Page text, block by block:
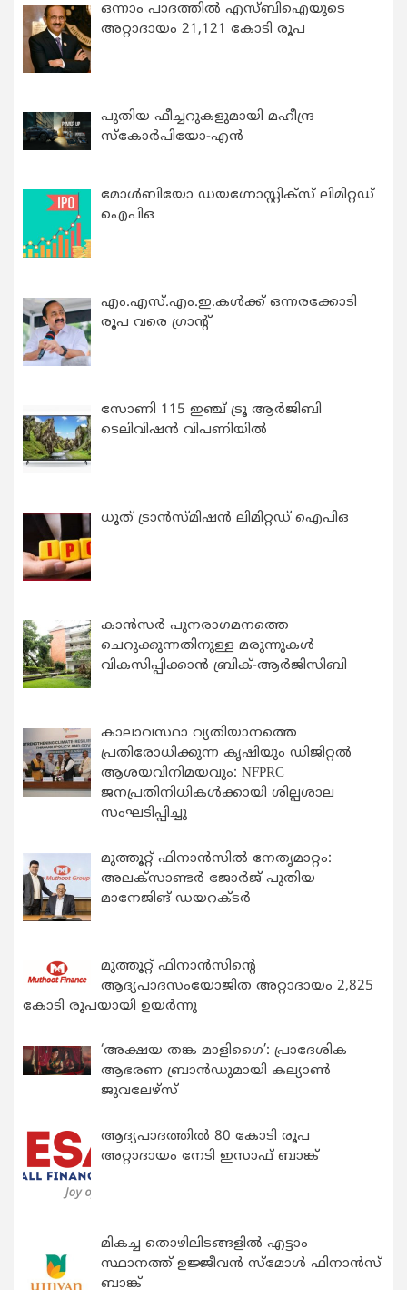
ഒന്നാം പാദത്തിൽ എസ്ബിഐയുടെ
അറ്റാദായം 21,121 കോടി രൂപ
പുതിയ ഫീച്ചറുകളുമായി മഹീന്ദ്ര
സ്കോർപിയോ-എൻ
മോൾബിയോ ഡയഗ്നോസ്റ്റിക്സ് ലിമിറ്റഡ്
ഐപിഒ
എം.എസ്.എം.ഇ.കൾക്ക് ഒന്നരക്കോടി
രൂപ വരെ ഗ്രാന്റ്
സോണി 115 ഇഞ്ച് ട്രൂ ആർജിബി
ടെലിവിഷൻ വിപണിയിൽ
ധൂത് ട്രാൻസ്മിഷൻ ലിമിറ്റഡ് ഐപിഒ
കാന്‍സര്‍ പുനരാഗമനത്തെ
ചെറുക്കുന്നതിനുള്ള മരുന്നുകള്‍
വികസിപ്പിക്കാന്‍ ബ്രിക്-ആര്‍ജിസിബി
കാലാവസ്ഥാ വ്യതിയാനത്തെ
പ്രതിരോധിക്കുന്ന കൃഷിയും ഡിജിറ്റൽ
ആശയവിനിമയവും: NFPRC
ജനപ്രതിനിധികൾക്കായി ശില്പശാല
സംഘടിപ്പിച്ചു
മുത്തൂറ്റ് ഫിനാൻസിൽ നേതൃമാറ്റം:
അലക്സാണ്ടർ ജോർജ് പുതിയ
മാനേജിങ് ഡയറക്ടർ
മുത്തൂറ്റ് ഫിനാൻസിന്റെ
ആദ്യപാദസംയോജിത അറ്റാദായം 2,825
കോടി രൂപയായി ഉയർന്നു
‘അക്ഷയ തങ്ക മാളിഗൈ’: പ്രാദേശിക
ആഭരണ ബ്രാന്‍ഡുമായി കല്യാണ്‍
ജുവലേഴ്‌സ്
ആദ്യപാദത്തിൽ 80 കോടി രൂപ
അറ്റാദായം നേടി ഇസാഫ് ബാങ്ക്
മികച്ച തൊഴിലിടങ്ങളിൽ എട്ടാം
സ്ഥാനത്ത് ഉജ്ജീവൻ സ്മോൾ ഫിനാൻസ്
ബാങ്ക്